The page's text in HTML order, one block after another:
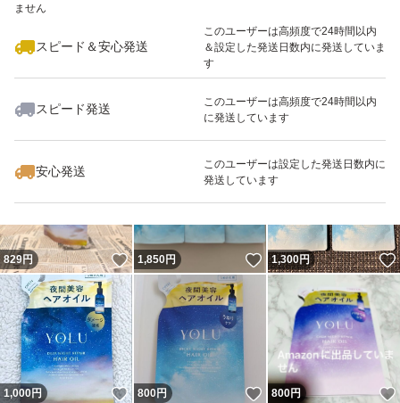
ません
スピード＆安心発送
このユーザーは高頻度で24時間以内
＆設定した発送日数内に発送していま
す
スピード発送
このユーザーは高頻度で24時間以内
に発送しています
安心発送
このユーザーは設定した発送日数内に
発送しています
いいね！
1,390
829円 いいね！
1,850円 いいね！
1,300円
1,000円 いいね！
800円 いいね！
800円